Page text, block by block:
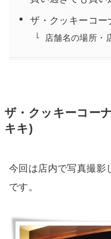
ザ・クッキーコー
店舗名の場所・
ザ・クッキーコー
キキ)
今回は店内で写真撮影
です。